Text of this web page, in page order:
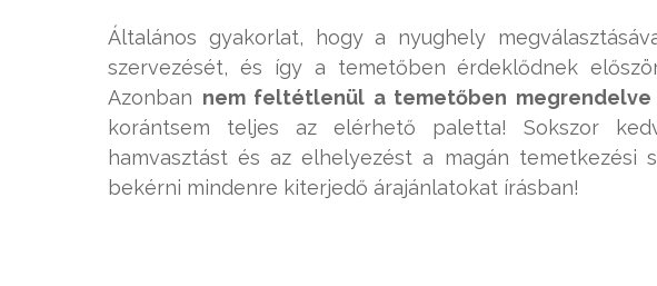
Általános gyakorlat, hogy a nyughely
szervezését, és így a temetőben érdeklődnek
Azonban nem feltétlenül a temetőben
korántsem teljes az elérhető paletta! Sokszor
hamvasztást és az elhelyezést a magán temetkezési
bekérni mindenre kiterjedő árajánlatokat írásban!